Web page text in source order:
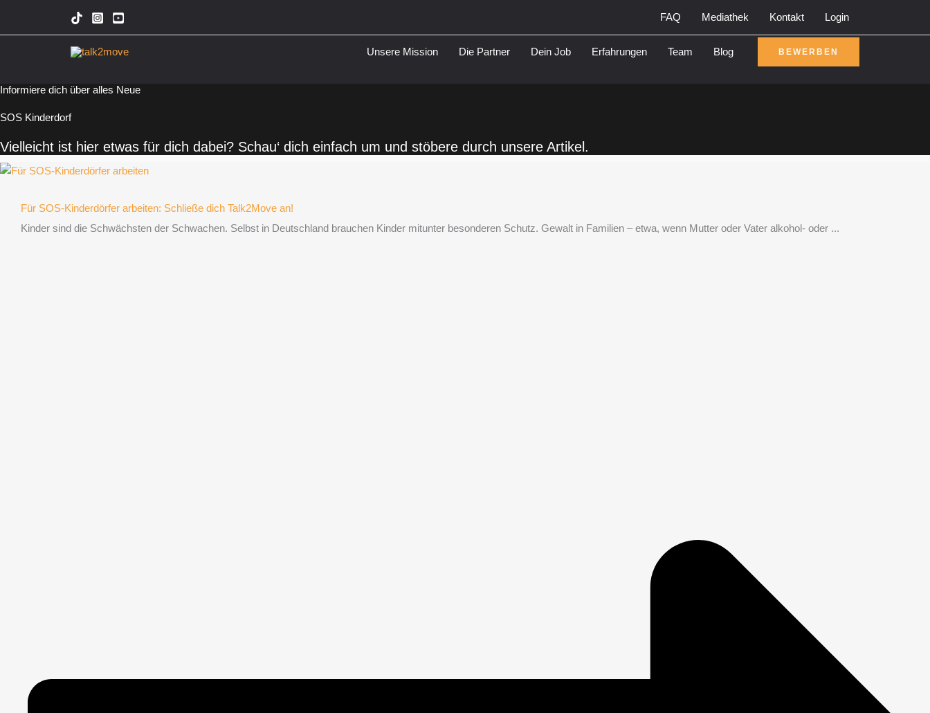
FAQ Mediathek Kontakt Login
Unsere Mission Die Partner Dein Job Erfahrungen Team Blog BEWERBEN
Informiere dich über alles Neue
SOS Kinderdorf
Vielleicht ist hier etwas für dich dabei? Schau‘ dich einfach um und stöbere durch unsere Artikel.
Für SOS-Kinderdörfer arbeiten: Schließe dich Talk2Move an!
Kinder sind die Schwächsten der Schwachen. Selbst in Deutschland brauchen Kinder mitunter besonderen Schutz. Gewalt in Familien – etwa, wenn Mutter oder Vater alkohol- oder ...